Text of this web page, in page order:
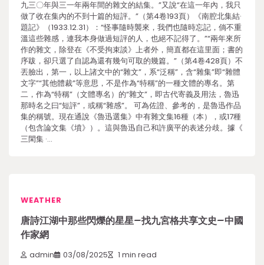
九三〇年與三一年兩年間的雜文的結集。”又說“在這一年內，我只
做了收在集內的不到十篇的短評。”（第4卷193頁）《南腔北集結·
題記》（1933.12.31）：“怪事隨時襲來，我們也隨時忘記，倘不重
溫這些雜感，連我本身做過短評的人，也絕不記得了。”“兩年來所
作的雜文，除登在《不受拘束談》上者外，簡直都在這里面；書的
序跋，卻只選了自認為還有幾句可取的幾篇。”（第4卷428頁）不
丟臉出，第一，以上諸文中的“雜文”，系“泛稱”，含“雜集”即“雜體
文字”“其他體裁”等意思，不是作為“特稱”的一種文體的專名。第
二，作為“特稱”（文體專名）的“雜文”，即古代寄義及用法，魯迅
那時名之曰“短評”，或稱“雜感”。 可為佐證、參考的，是魯迅作品
集的稱號。現在通說《魯迅選集》中有雜文集16種（本），或17種
（包含論文集《墳》）。這與魯迅自己和許廣平的表述分歧。據《
三閑集 ·…
WEATHER
唐詩江湖中那些閃爍的星星–找九宮格共享文史–中國
作家網
admin 03/08/2025 1 min read